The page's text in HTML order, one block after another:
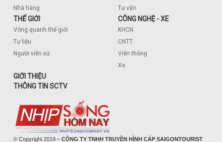
Nhà hàng
Tư vấn
THẾ GIỚI
Vòng quanh thế giới
Tư liệu
Người viễn xứ
CÔNG NGHỆ - XE
KHCN
CNTT
Viễn thông
Xe
GIỚI THIỆU
THÔNG TIN SCTV
© Copyright 2019 – CÔNG TY TNHH TRUYỀN HÌNH CÁP SAIGONTOURIST